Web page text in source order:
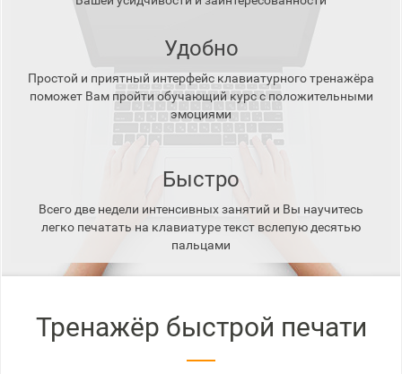
Удобно
Простой и приятный интерфейс клавиатурного тренажёра
поможет Вам пройти обучающий курс с положительными
эмоциями
Быстро
Всего две недели интенсивных занятий и Вы научитесь
легко печатать на клавиатуре текст вслепую десятью
пальцами
Тренажёр быстрой печати